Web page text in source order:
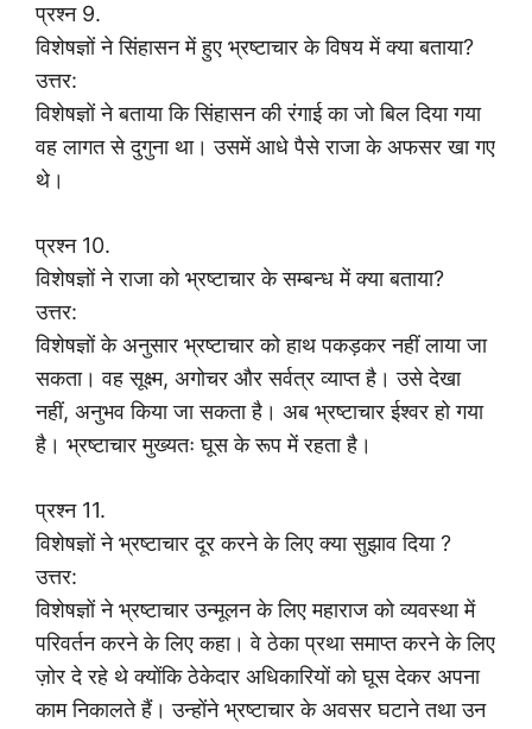
प्रश्न 9.
विशेषज्ञों ने सिंहासन में हुए भ्रष्टाचार के विषय में क्या बताया?
उत्तर:
विशेषज्ञों ने बताया कि सिंहासन की रंगाई का जो बिल दिया गया
वह लागत से दुगुना था। उसमें आधे पैसे राजा के अफसर खा गए
थे।
प्रश्न 10.
विशेषज्ञों ने राजा को भ्रष्टाचार के सम्बन्ध में क्या बताया?
उत्तर:
विशेषज्ञों के अनुसार भ्रष्टाचार को हाथ पकड़कर नहीं लाया जा
सकता। वह सूक्ष्म, अगोचर और सर्वत्र व्याप्त है। उसे देखा
नहीं, अनुभव किया जा सकता है। अब भ्रष्टाचार ईश्वर हो गया
है। भ्रष्टाचार मुख्यतः घूस के रूप में रहता है।
प्रश्न 11.
विशेषज्ञों ने भ्रष्टाचार दूर करने के लिए क्या सुझाव दिया ?
उत्तर:
विशेषज्ञों ने भ्रष्टाचार उन्मूलन के लिए महाराज को व्यवस्था में
परिवर्तन करने के लिए कहा। वे ठेका प्रथा समाप्त करने के लिए
ज़ोर दे रहे थे क्योंकि ठेकेदार अधिकारियों को घूस देकर अपना
काम निकालते हैं। उन्होंने भ्रष्टाचार के अवसर घटाने तथा उन